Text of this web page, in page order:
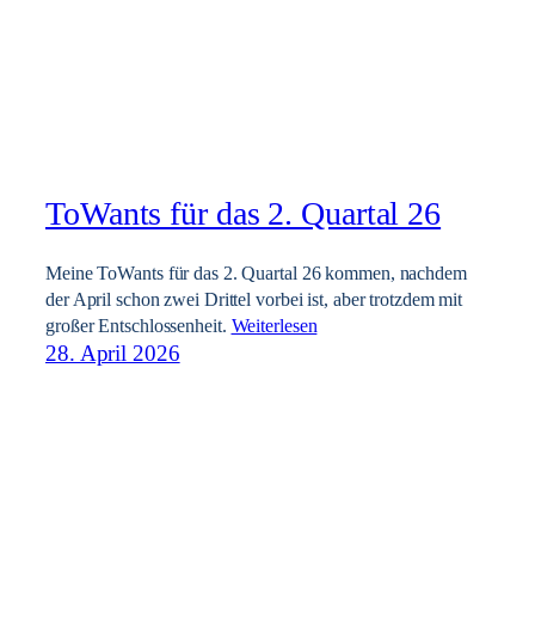
ToWants für das 2. Quartal 26
Meine ToWants für das 2. Quartal 26 kommen, nachdem
der April schon zwei Drittel vorbei ist, aber trotzdem mit
großer Entschlossenheit. Weiterlesen
28. April 2026